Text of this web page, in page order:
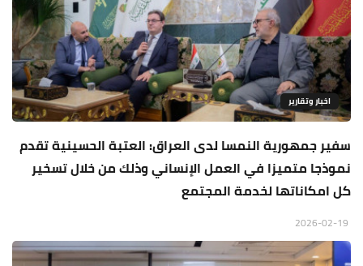
اخبار وتقارير
سفير جمهورية النمسا لدى العراق: العتبة الحسينية تقدم
نموذجا متميزا في العمل الإنساني وذلك من خلال تسخير
كل امكاناتها لخدمة المجتمع